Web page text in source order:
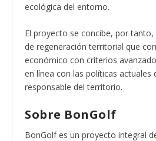
ecológica del entorno.
El proyecto se concibe, por
de regeneración territorial que
económico con criterios
en línea con las políticas actuales
responsable del territorio.
Sobre BonGolf
BonGolf es un proyecto integral